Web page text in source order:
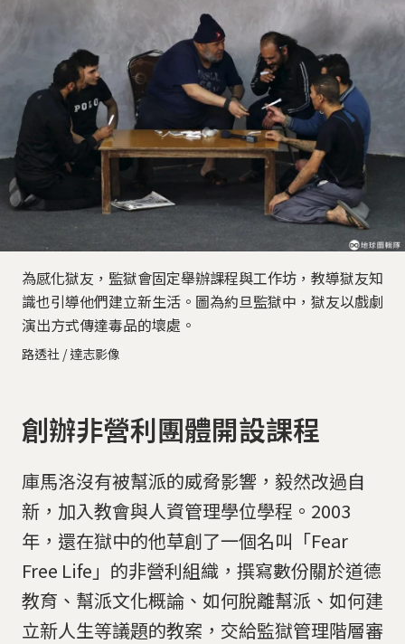
為感化獄友，監獄會固定舉辦課程與工作坊，教導獄友知
識也引導他們建立新生活。圖為約旦監獄中，獄友以戲劇
演出方式傳達毒品的壞處。
路透社 / 達志影像
創辦非營利團體開設課程
庫馬洛沒有被幫派的威脅影響，毅然改過自
新，加入教會與人資管理學位學程。2003
年，還在獄中的他草創了一個名叫「Fear
Free Life」的非營利組織，撰寫數份關於道德
教育、幫派文化概論、如何脫離幫派、如何建
立新人生等議題的教案，交給監獄管理階層審